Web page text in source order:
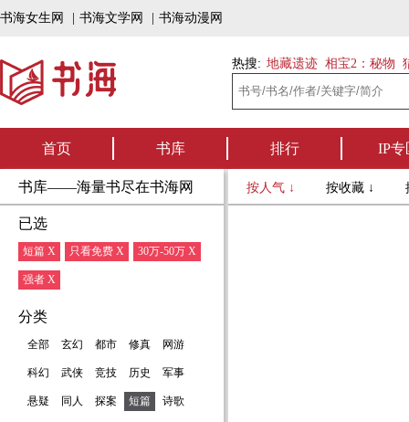
书海女生网 书海文学网 书海动漫网
热搜: 地藏遗迹 相宝2：秘物
首页 书库 排行 IP专
书库——海量书尽在书海网
已选
短篇 X 只看免费 X 30万-50万 X
强者 X
分类
全部 玄幻 都市 修真 网游
科幻 武侠 竞技 历史 军事
悬疑 同人 探案 短篇 诗歌
按人气 ↓ 按收藏 ↓